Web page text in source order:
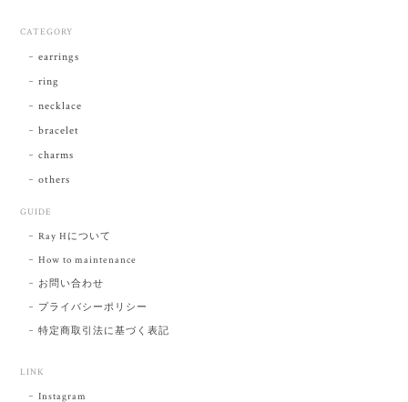
CATEGORY
earrings
ring
necklace
bracelet
charms
others
GUIDE
Ray Hについて
How to maintenance
お問い合わせ
プライバシーポリシー
特定商取引法に基づく表記
LINK
Instagram